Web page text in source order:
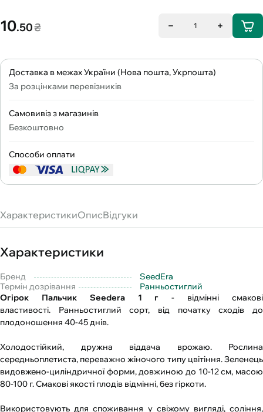
10.50₴ 1
Доставка в межах України (Нова пошта, Укрпошта)
За розцінками перевізників
Самовивіз з магазинів
Безкоштовно
Способи оплати
ХарактеристикиОписВідгуки
Характеристики
Бренд
SeedEra
Термін дозрівання
Ранньостиглий
Огірок Пальчик Seedera 1 г - відмінні смакові
властивості. Ранньостиглий сорт, від початку сходів до
плодоношення 40-45 днів.
Холодостійкий, дружна віддача врожаю. Рослина
середньоплетиста, переважно жіночого типу цвітіння. Зеленець
видовжено-циліндричної форми, довжиною до 10-12 см, масою
80-100 г. Смакові якості плодів відмінні, без гіркоти.
Використовують для споживання у свіжому вигляді, соління,